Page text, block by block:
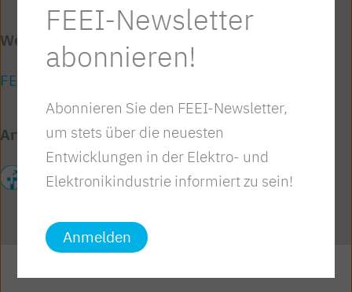
Weiterführende Links
FEEI Code of Conduct
Artikel teilen
FEEI-Newsletter
abonnieren!
Abonnieren Sie den FEEI-Newsletter,
um stets über die neuesten
Entwicklungen in der Elektro- und
Elektronikindustrie informiert zu sein!
Anmelden